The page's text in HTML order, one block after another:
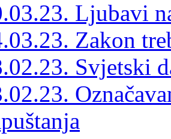
Ljubavi
Zakon
Svjetski